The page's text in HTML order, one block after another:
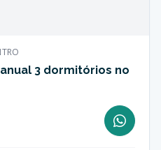
3 dormitórios no